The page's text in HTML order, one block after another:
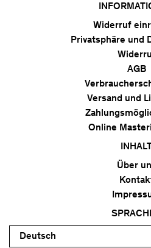
Widerruf
Privatsphäre und
AGB
Versand und
Online
Über